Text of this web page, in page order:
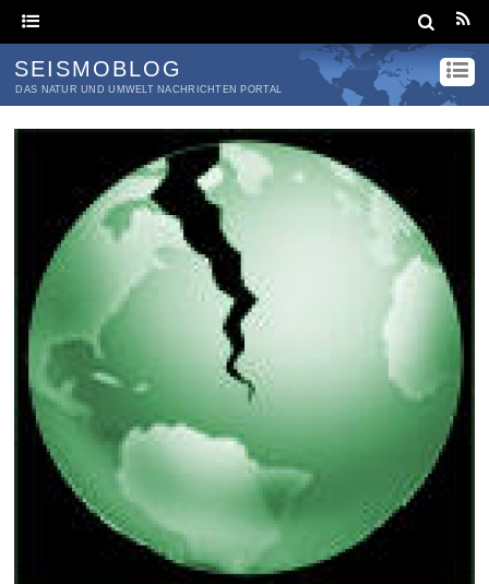
SEISMOBLOG
DAS NATUR UND UMWELT NACHRICHTEN PORTAL